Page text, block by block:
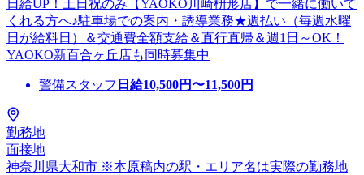
日給UP！土日祝のみ【YAOKO川崎枡形店】で一緒に働いて
くれる方へ♪駐車場での案内・誘導業務★週払い（毎週水曜
日が給料日）＆交通費全額支給＆直行直帰＆週1日～OK！
YAOKO新百合ヶ丘店も同時募集中
警備スタッフ 日給10,500円〜11,500円
勤務地
面接地
神奈川県大和市 ※本原稿内の駅・エリア名は実際の勤務地